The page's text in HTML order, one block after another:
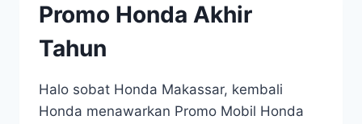
Promo Honda Akhir
Tahun
Halo sobat Honda Makassar, kembali
Honda menawarkan Promo Mobil Honda